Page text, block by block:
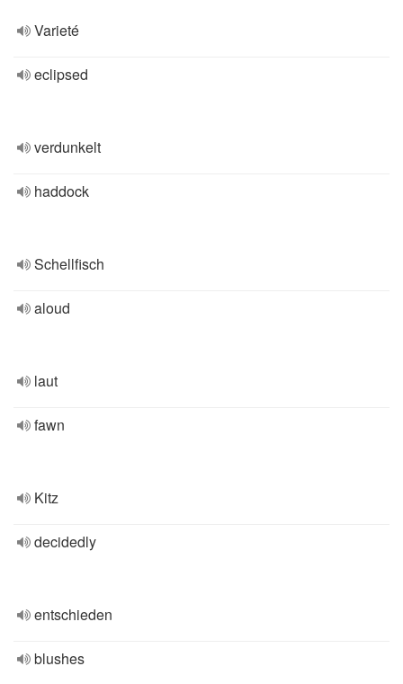
Varieté
eclipsed
verdunkelt
haddock
Schellfisch
aloud
laut
fawn
Kitz
decidedly
entschieden
blushes